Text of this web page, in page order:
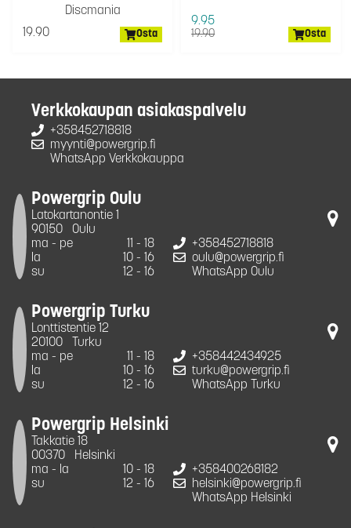
Discmania
19.90
Osta
9.95
19.90 Osta
Verkkokaupan asiakaspalvelu
+358452718818
myynti@powergrip.fi
WhatsApp Verkkokauppa
Powergrip Oulu
Latokartanontie 1
90150
Oulu
ma - pe
11 - 18
la
10 - 16
su
12 - 16
+358452718818
oulu@powergrip.fi
WhatsApp Oulu
Powergrip Turku
Lonttistentie 12
20100
Turku
ma - pe
11 - 18
la
10 - 16
su
12 - 16
+358442434925
turku@powergrip.fi
WhatsApp Turku
Powergrip Helsinki
Takkatie 18
00370
Helsinki
ma - la
10 - 18
su
12 - 16
+358400268182
helsinki@powergrip.fi
WhatsApp Helsinki